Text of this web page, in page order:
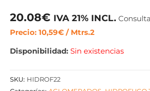
20.08€ IVA 21% INCL.
Precio: 10,59€ / Mtrs.2
Disponibilidad: Sin existencias
SKU: HIDROF22